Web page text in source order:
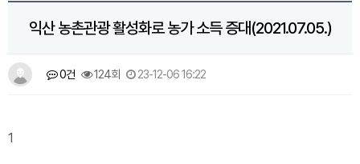
익산 농촌관광 활성화로 농가 소득 증대(2021.07.05.)
0건 124회 23-12-06 16:22
1